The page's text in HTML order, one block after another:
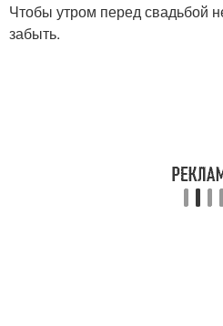
Чтобы утром перед свадьбой
забыть.